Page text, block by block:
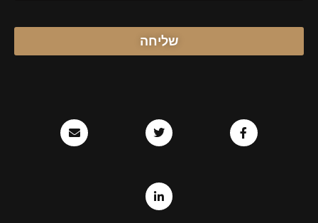
שליחה
F
a
c
T
w
i
e
r
E
n
v
L
i
n
d
i
n
-